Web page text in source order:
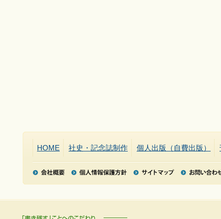
HOME 社史・記念誌制作 個人出版（自費出版）